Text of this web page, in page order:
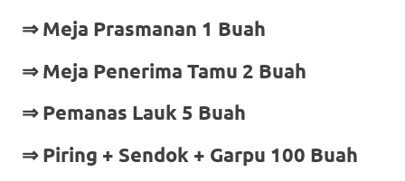
⇒ Meja Prasmanan 1 Buah
⇒ Meja Penerima Tamu 2 Buah
⇒ Pemanas Lauk 5 Buah
⇒ Piring + Sendok + Garpu 100 Buah